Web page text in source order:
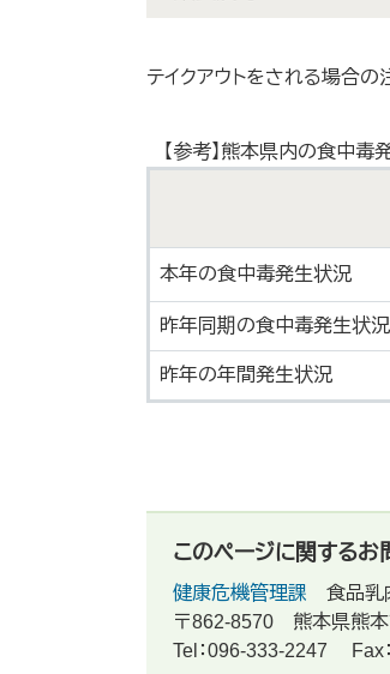
テイクアウトをされる場合の
【参考】熊本県内の食中毒
本年の食中毒発生状況
昨年同期の食中毒発生状況
昨年の年間発生状況
このページに関するお
健康危機管理課
食品乳
〒862-8570
熊本県熊
Tel：096-333-2247
Fax